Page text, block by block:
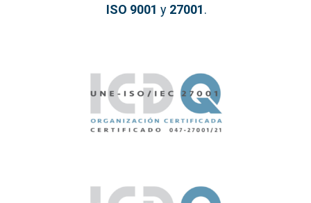
ISO 9001 y 27001.